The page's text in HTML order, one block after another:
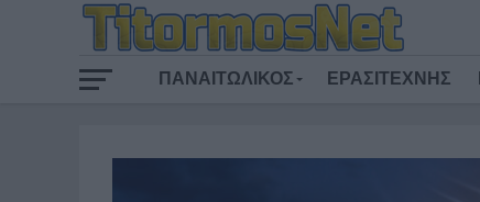
ΠΑΝΑΙΤΩΛΙΚΟΣ ΕΡΑΣΙΤΕΧΝΗΣ